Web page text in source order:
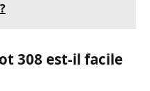
308 est-il facile